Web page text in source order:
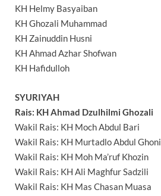
KH Helmy Basyaiban
KH Ghozali Muhammad
KH Zainuddin Husni
KH Ahmad Azhar Shofwan
KH Hafidulloh
SYURIYAH
Rais: KH Ahmad Dzulhilmi Ghozali
Wakil Rais: KH Moch Abdul Bari
Wakil Rais: KH Murtadlo Abdul Ghoni
Wakil Rais: KH Moh Ma’ruf Khozin
Wakil Rais: KH Ali Maghfur Sadzili
Wakil Rais: KH Mas Chasan Muasa